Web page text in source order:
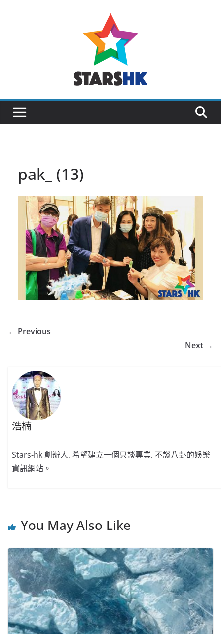
pak_ (13)
← Previous
Next →
浩楠
Stars-hk 創辦人, 希望建立一個只談專業, 不談八卦的娛樂
資訊網站。
You May Also Like